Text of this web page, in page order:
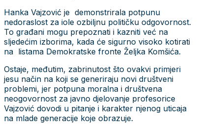
Hanka Vajzović je demonstrirala potpunu
nedoraslost za iole ozbiljnu političku odgovornost.
To građani mogu prepoznati i kazniti već na
sljedećim izborima, kada će sigurno visoko kotirati
na listama Demokratske fronte Željka Komšića.
Ostaje, međutim, zabrinutost što ovakvi primjeri
jesu način na koji se generiraju novi društveni
problemi, jer potpuna moralna i društvena
neogovornost za javno djelovanje profesorice
Vajzović dovodi u pitanje i karakter njenog uticaja
na mlade generacije koje obrazuje.